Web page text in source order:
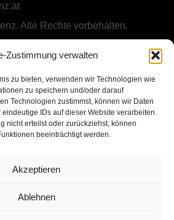
Zustimmung verwalten
zu bieten, verwenden wir Technologien wie
zu speichern und/oder darauf
Technologien zustimmst, können wir Daten
IDs auf dieser Website verarbeiten.
nicht erteilst oder zurückziehst, können
beeinträchtigt werden.
Akzeptieren
Ablehnen
Alle Rechte vorbehalten.
Bludenz
um Marketing-Cookies zu